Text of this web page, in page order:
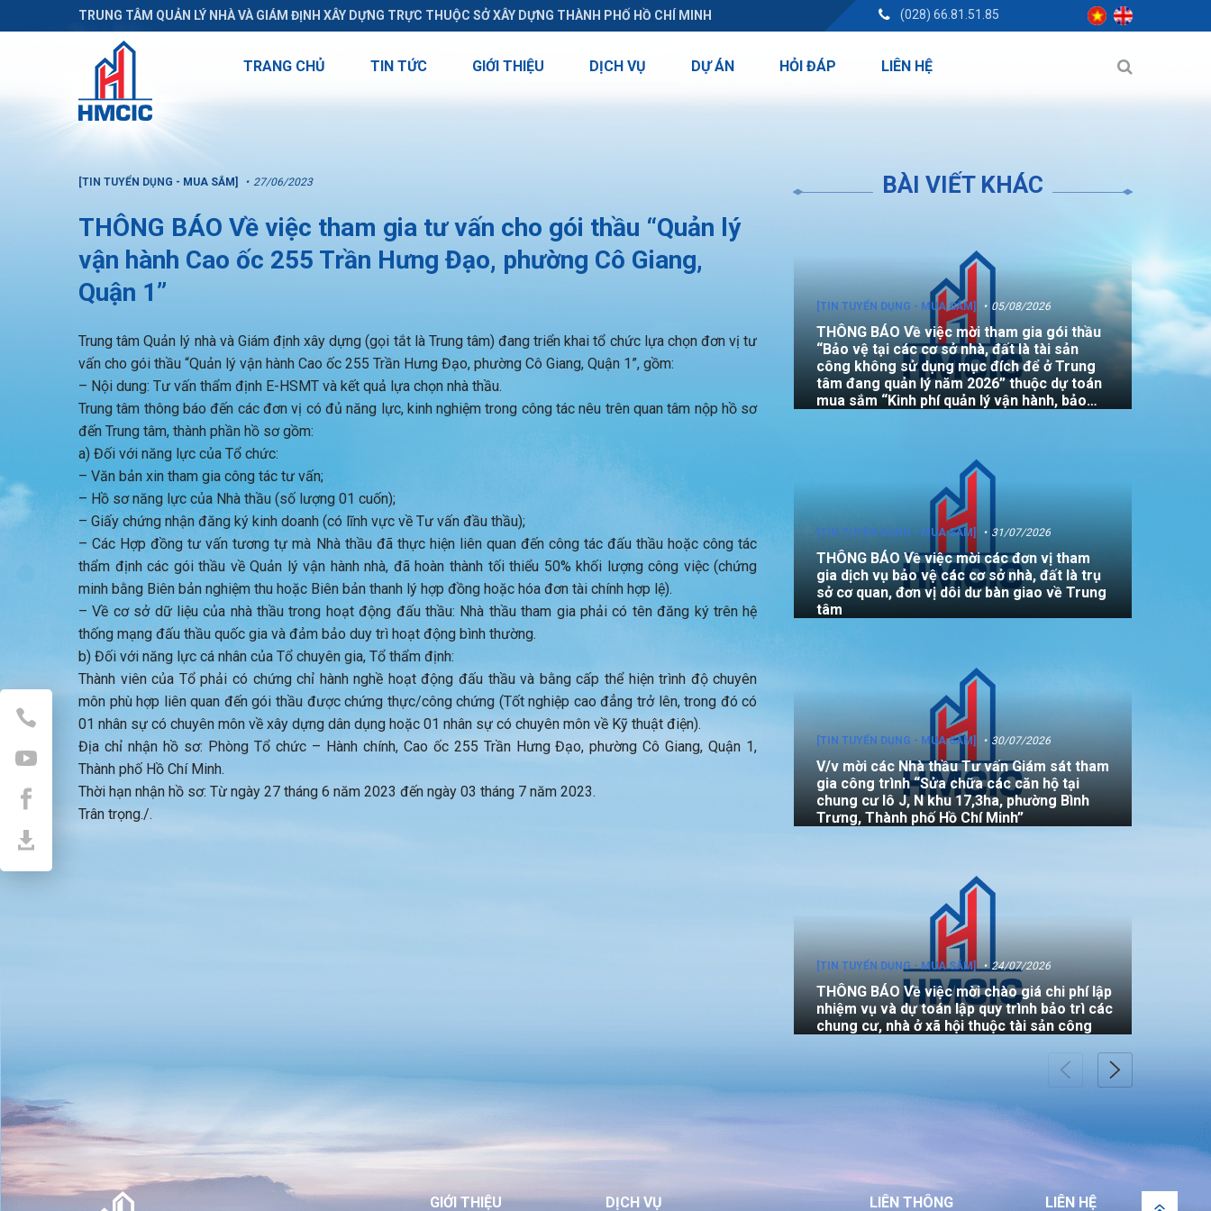
TRUNG TÂM QUẢN LÝ NHÀ VÀ GIÁM ĐỊNH XÂY DỰNG TRỰC THUỘC SỞ XÂY DỰNG THÀNH PHỐ HỒ CHÍ MINH (028) 66.81.51.85
TRANG CHỦ TIN TỨC GIỚI THIỆU DỊCH VỤ DỰ ÁN HỎI ĐÁP LIÊN HỆ
[TIN TUYỂN DỤNG - MUA SẮM] 27/06/2023
THÔNG BÁO Về việc tham gia tư vấn cho gói thầu “Quản lý
vận hành Cao ốc 255 Trần Hưng Đạo, phường Cô Giang,
Quận 1”
Trung tâm Quản lý nhà và Giám định xây dựng (gọi tắt là Trung tâm) đang triển khai tổ chức lựa chọn đơn vị tư
vấn cho gói thầu “Quản lý vận hành Cao ốc 255 Trần Hưng Đạo, phường Cô Giang, Quận 1”, gồm:
– Nội dung: Tư vấn thẩm định E-HSMT và kết quả lựa chọn nhà thầu.
Trung tâm thông báo đến các đơn vị có đủ năng lực, kinh nghiệm trong công tác nêu trên quan tâm nộp hồ sơ
đến Trung tâm, thành phần hồ sơ gồm:
a) Đối với năng lực của Tổ chức:
– Văn bản xin tham gia công tác tư vấn;
– Hồ sơ năng lực của Nhà thầu (số lượng 01 cuốn);
– Giấy chứng nhận đăng ký kinh doanh (có lĩnh vực về Tư vấn đầu thầu);
– Các Hợp đồng tư vấn tương tự mà Nhà thầu đã thực hiện liên quan đến công tác đấu thầu hoặc công tác
thẩm định các gói thầu về Quản lý vận hành nhà, đã hoàn thành tối thiểu 50% khối lượng công việc (chứng
minh bằng Biên bản nghiệm thu hoặc Biên bản thanh lý hợp đồng hoặc hóa đơn tài chính hợp lệ).
– Về cơ sở dữ liệu của nhà thầu trong hoạt động đấu thầu: Nhà thầu tham gia phải có tên đăng ký trên hệ
thống mạng đấu thầu quốc gia và đảm bảo duy trì hoạt động bình thường.
b) Đối với năng lực cá nhân của Tổ chuyên gia, Tổ thẩm định:
Thành viên của Tổ phải có chứng chỉ hành nghề hoạt động đấu thầu và bằng cấp thể hiện trình độ chuyên
môn phù hợp liên quan đến gói thầu được chứng thực/công chứng (Tốt nghiệp cao đẳng trở lên, trong đó có
01 nhân sự có chuyên môn về xây dựng dân dụng hoặc 01 nhân sự có chuyên môn về Kỹ thuật điện).
Địa chỉ nhận hồ sơ: Phòng Tổ chức – Hành chính, Cao ốc 255 Trần Hưng Đạo, phường Cô Giang, Quận 1,
Thành phố Hồ Chí Minh.
Thời hạn nhận hồ sơ: Từ ngày 27 tháng 6 năm 2023 đến ngày 03 tháng 7 năm 2023.
Trân trọng./.
BÀI VIẾT KHÁC
[TIN TUYỂN DỤNG - MUA SẮM] 05/08/2026
THÔNG BÁO Về việc mời tham gia gói thầu
“Bảo vệ tại các cơ sở nhà, đất là tài sản
công không sử dụng mục đích để ở Trung
tâm đang quản lý năm 2026” thuộc dự toán
mua sắm “Kinh phí quản lý vận hành, bảo
[TIN TUYỂN DỤNG - MUA SẮM] 31/07/2026
THÔNG BÁO Về việc mời các đơn vị tham
gia dịch vụ bảo vệ các cơ sở nhà, đất là trụ
sở cơ quan, đơn vị dôi dư bàn giao về Trung
tâm
[TIN TUYỂN DỤNG - MUA SẮM] 30/07/2026
V/v mời các Nhà thầu Tư vấn Giám sát tham
gia công trình “Sửa chữa các căn hộ tại
chung cư lô J, N khu 17,3ha, phường Bình
Trưng, Thành phố Hồ Chí Minh”
[TIN TUYỂN DỤNG - MUA SẮM] 24/07/2026
THÔNG BÁO Về việc mời chào giá chi phí lập
nhiệm vụ và dự toán lập quy trình bảo trì các
chung cư, nhà ở xã hội thuộc tài sản công
THÔNG BÁO V/v mời các đơn vị tham gia
thực hiện gói thầu: “Đo đạc chỉnh lý bản đồ
địa chính (bản vẽ sơ đồ vị trí) đối với căn hộ
GIỚI THIỆU DỊCH VỤ LIÊN THÔNG LIÊN HỆ